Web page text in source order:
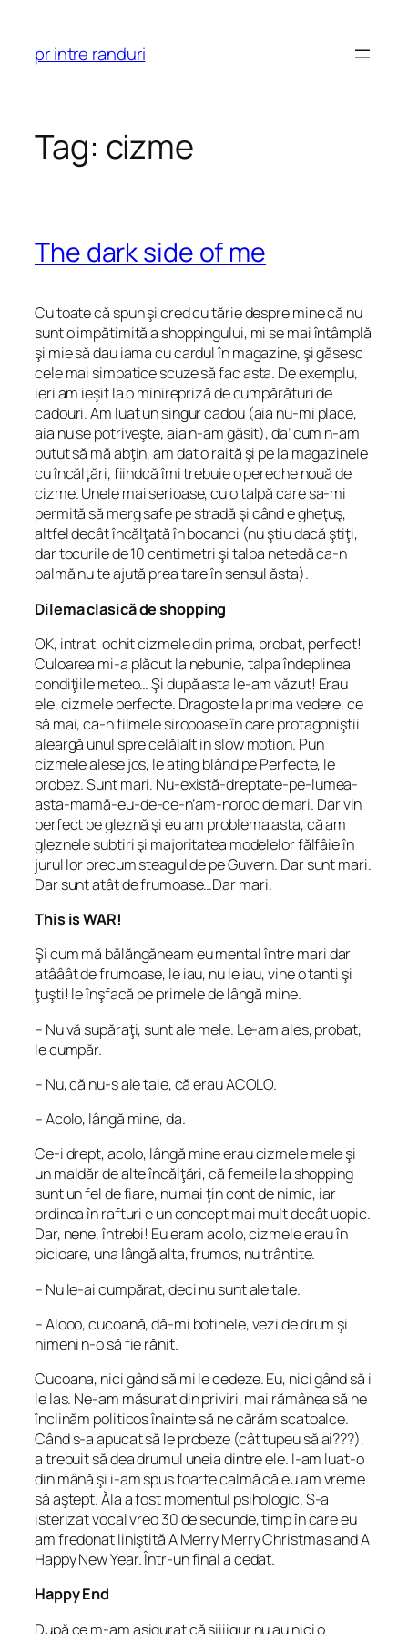
content
pr intre randuri
Tag: cizme
The dark side of me
Cu toate că spun şi cred cu tărie despre mine că nu
sunt o impătimită a shoppingului, mi se mai întâmplă
şi mie să dau iama cu cardul în magazine, şi găsesc
cele mai simpatice scuze să fac asta. De exemplu,
ieri am ieşit la o minirepriză de cumpărături de
cadouri. Am luat un singur cadou (aia nu-mi place,
aia nu se potriveşte, aia n-am găsit), da’ cum n-am
putut să mă abţin, am dat o raită şi pe la magazinele
cu încălţări, fiindcă îmi trebuie o pereche nouă de
cizme. Unele mai serioase, cu o talpă care sa-mi
permită să mergsafepe stradă şi când e gheţuş,
altfel decât încălţată în bocanci (nu ştiu dacă ştiţi,
dar tocurile de 10 centimetri şi talpa netedă ca-n
palmă nu te ajută prea tare în sensul ăsta).
Dilema clasică de shopping
OK, intrat, ochit cizmele din prima, probat, perfect!
Culoarea mi-a plăcut la nebunie, talpa îndeplinea
condiţiile meteo… Şi după asta le-am văzut! Erau
ele, cizmele perfecte. Dragoste la prima vedere, ce
să mai, ca-n filmele siropoase în care protagoniştii
aleargă unul spre celălaltin slow motion. Pun
cizmele alese jos, le ating blând pe Perfecte, le
probez. Sunt mari. Nu-există-dreptate-pe-lumea-
asta-mamă-eu-de-ce-n’am-noroc de mari. Dar vin
perfect pe gleznă şi eu am problema asta, că am
gleznele subtiri şi majoritatea modelelor fălfâie în
jurul lor precum steagul de pe Guvern. Dar sunt mari.
Dar sunt atât de frumoase…Dar mari.
This is WAR!
Şi cum mă bălăngăneam eu mental între mari dar
atââât de frumoase, le iau, nu le iau, vine o tanti şi
ţuşti! le înşfacă pe primele de lângă mine.
– Nu vă supăraţi, sunt ale mele. Le-am ales, probat,
le cumpăr.
– Nu, că nu-s ale tale, că erau ACOLO.
– Acolo, lângă mine, da.
Ce-i drept,acolo, lângă mineerau cizmele mele şi
un maldăr de alte încălţări, că femeile la shopping
sunt un fel de fiare, nu mai ţin cont de nimic, iar
ordinea în rafturi e un concept mai mult decât uopic.
Dar, nene, întrebi! Eu eram acolo, cizmele erau în
picioare, una lângă alta, frumos, nu trântite.
– Nu le-ai cumpărat, deci nu sunt ale tale.
– Alooo, cucoană, dă-mi botinele, vezi de drum şi
nimeni n-o să fie rănit.
Cucoana, nici gând să mi le cedeze. Eu, nici gând să i
le las. Ne-am măsurat din priviri, mai rămânea să ne
înclinăm politicos înainte să ne cărăm scatoalce.
Când s-a apucat să le probeze (cât tupeu să ai???),
a trebuit să dea drumul uneia dintre ele. I-am luat-o
din mână şi i-am spus foarte calmă că eu am vreme
să aştept. Ăla a fost momentul psihologic. S-a
isterizat vocal vreo 30 de secunde, timp în care eu
am fredonat liniştită A Merry Merry Christmas and A
Happy New Year. Într-un final a cedat.
Happy End
După ce m-am asigurat că siiiigur nu au nici o